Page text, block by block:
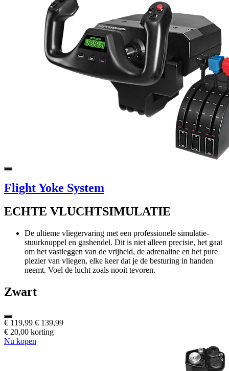
Flight Yoke System
ECHTE VLUCHTSIMULATIE
De ultieme vliegervaring met een professionele simulatie-
stuurknuppel en gashendel. Dit is niet alleen precisie, het gaat
om het vastleggen van de vrijheid, de adrenaline en het pure
plezier van vliegen, elke keer dat je de besturing in handen
neemt. Voel de lucht zoals nooit tevoren.
Zwart
€ 119,99 € 139,99
€ 20,00 korting
Nu kopen